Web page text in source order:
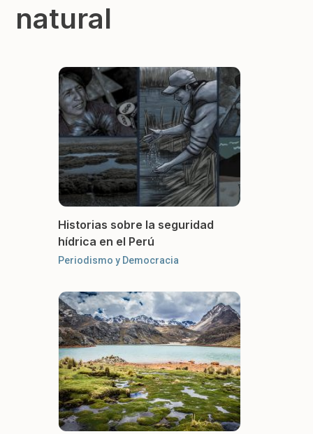
natural
Historias sobre la seguridad
hídrica en el Perú
Periodismo y Democracia